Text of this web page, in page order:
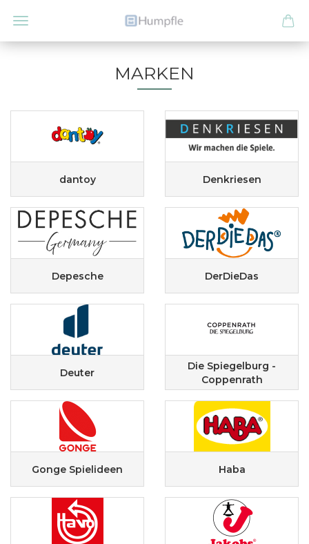
MARKEN
dantoy Denkriesen
Depesche DerDieDas
Deuter
Die Spiegelburg -
Coppenrath
Gonge Spielideen Haba